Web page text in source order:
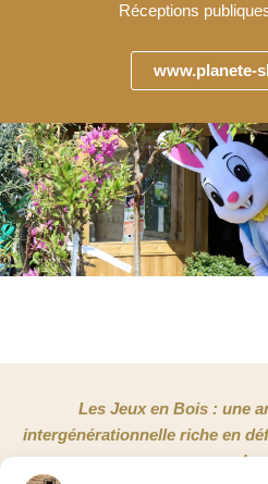
Réceptions
www.planete-
Les Jeux en Bois : une
intergénérationnelle riche en
!